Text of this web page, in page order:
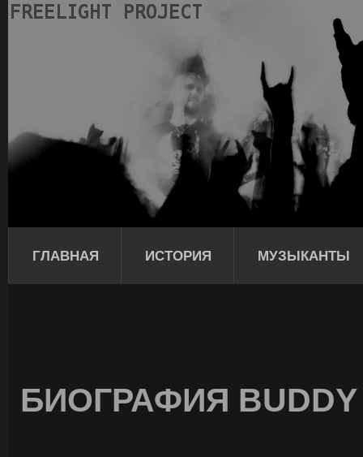
ГЛАВНАЯ ИСТОРИЯ МУЗЫКАНТЫ
БИОГРАФИЯ BUDDY